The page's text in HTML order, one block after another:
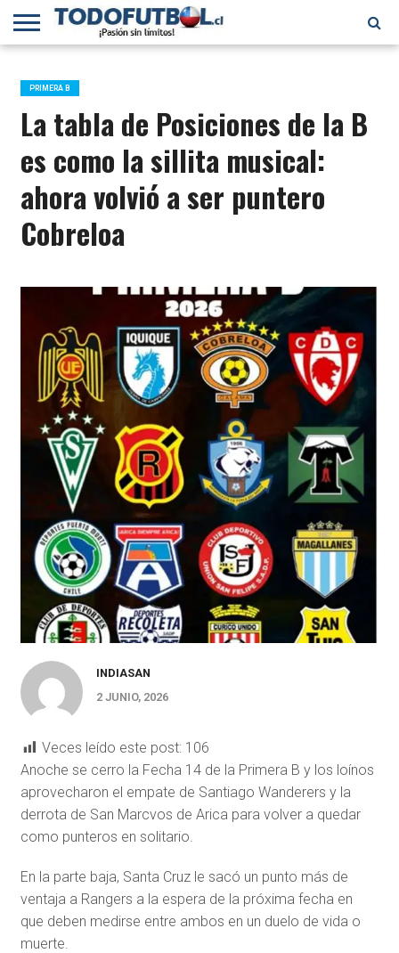
PRIMERA
B
SELECCIÓN
CHILENA
CHILENOS
EN EL
MUNDO
FÚTBOL
INTERNACIONAL
PRIMERA B
La tabla de Posiciones de la B
es como la sillita musical:
ahora volvió a ser puntero
Cobreloa
INDIASAN
2 JUNIO, 2026
Veces leído este post: 106
Anoche se cerro la Fecha 14 de la Primera B y los loínos
aprovecharon el empate de Santiago Wanderers y la
derrota de San Marcvos de Arica para volver a quedar
como punteros en solitario.
En la parte baja, Santa Cruz le sacó un punto más de
ventaja a Rangers a la espera de la próxima fecha en
que deben medirse entre ambos en un duelo de vida o
muerte.